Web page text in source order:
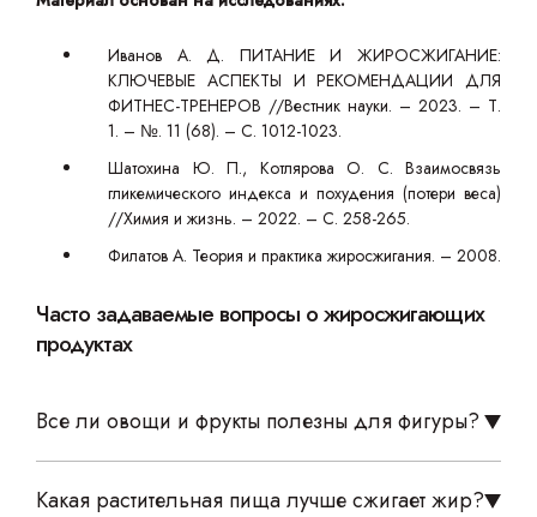
Иванов А. Д. ПИТАНИЕ И ЖИРОСЖИГАНИЕ:
КЛЮЧЕВЫЕ АСПЕКТЫ И РЕКОМЕНДАЦИИ ДЛЯ
ФИТНЕС-ТРЕНЕРОВ //Вестник науки. – 2023. – Т.
1. – №. 11 (68). – С. 1012-1023.
Шатохина Ю. П., Котлярова О. С. Взаимосвязь
гликемического индекса и похудения (потери веса)
//Химия и жизнь. – 2022. – С. 258-265.
Филатов А. Теория и практика жиросжигания. – 2008.
Часто задаваемые вопросы о жиросжигающих
продуктах
Все ли овощи и фрукты полезны для фигуры?
Какая растительная пища лучше сжигает жир?